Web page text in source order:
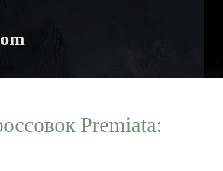
Premiata: